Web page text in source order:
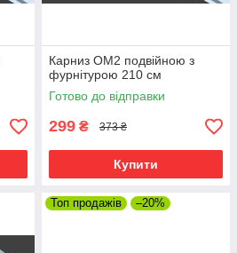
Карниз ОМ2 подвійною з
фурнітурою 210 см
Готово до відправки
299 ₴ 373 ₴
Купити
Топ продажів –20%